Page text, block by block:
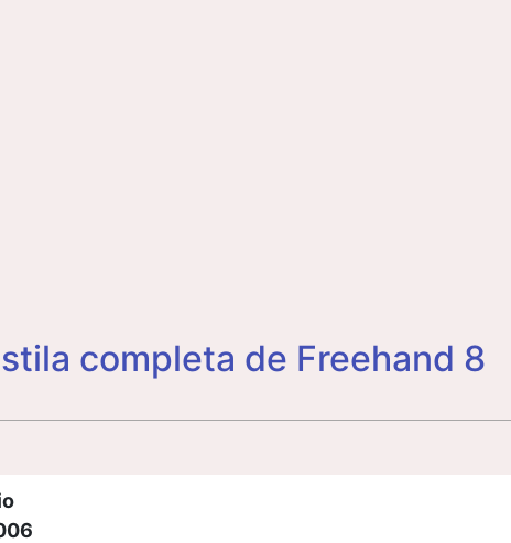
completa de Freehand 8